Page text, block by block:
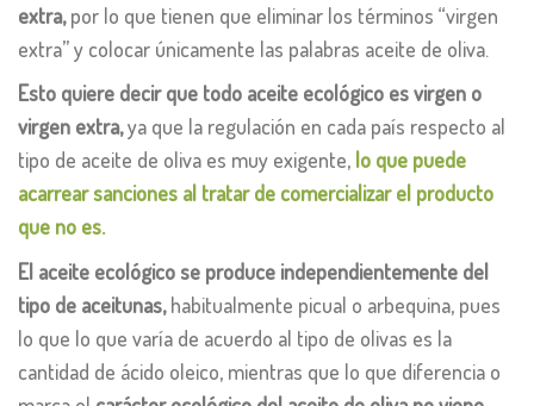
extra,por lo que tienen que eliminar los términos “virgen
extra” y colocar únicamente las palabras aceite de oliva.
Esto quiere decir que todo aceite ecológico es virgen o
virgen extra,ya que la regulación en cada país respecto al
tipo de aceite de oliva es muy exigente, lo que puede
acarrear sanciones al tratar de comercializar el producto
que no es.
El aceite ecológico se produce independientemente del
tipo de aceitunas,habitualmente picual o arbequina, pues
lo que lo que varía de acuerdo al tipo de olivas es la
cantidad de ácido oleico, mientras que lo que diferencia o